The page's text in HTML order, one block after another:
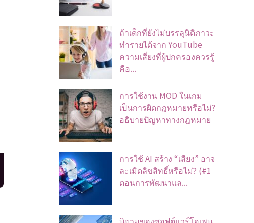
ถ้าเด็กที่ยังไม่บรรลุนิติภาวะ
ทำรายได้จาก YouTube
ความเสี่ยงที่ผู้ปกครองควรรู้
คือ...
การใช้งาน MOD ในเกม
เป็นการผิดกฎหมายหรือไม่?
อธิบายปัญหาทางกฎหมาย
การใช้ AI สร้าง “เสียง” อาจ
ละเมิดลิขสิทธิ์หรือไม่? (#1
ตอนการพัฒนาแล...